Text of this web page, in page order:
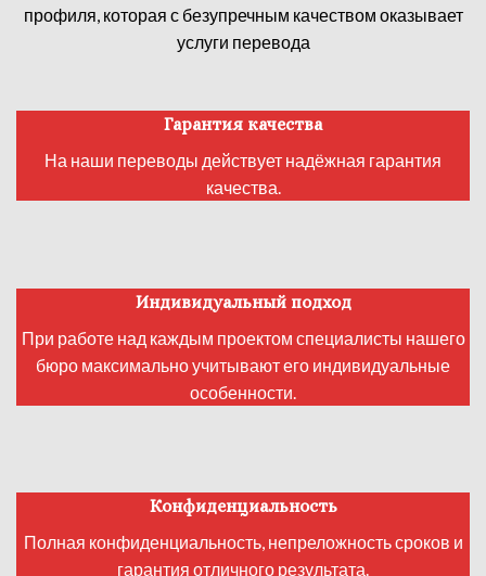
профиля, которая с безупречным качеством оказывает
услуги перевода
Гарантия качества
На наши переводы действует надёжная гарантия
качества.
Индивидуальный подход
При работе над каждым проектом специалисты нашего
бюро максимально учитывают его индивидуальные
особенности.
Конфиденциальность
Полная конфиденциальность, непреложность сроков и
гарантия отличного результата.